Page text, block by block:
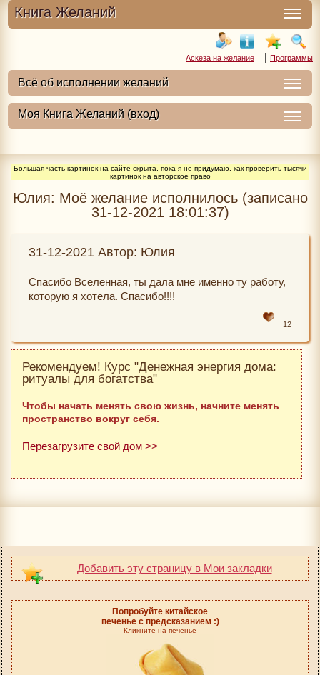
Книга Желаний
Аскеза на желание | Программы
Большая часть картинок на сайте скрыта, пока я не придумаю, как проверить тысячи
картинок на авторское право
Юлия: Моё желание исполнилось (записано
31-12-2021 18:01:37)
31-12-2021 Автор: Юлия
Спасибо Вселенная, ты дала мне именно ту работу,
которую я хотела. Спасибо!!!!
12
Рекомендуем! Курс "Денежная энергия дома:
ритуалы для богатства"
Чтобы начать менять свою жизнь, начните менять
пространство вокруг себя.
Перезагрузите свой дом >>
Добавить эту страницу в Мои закладки
Попробуйте китайское
печенье с предсказанием :)
Кликните на печенье